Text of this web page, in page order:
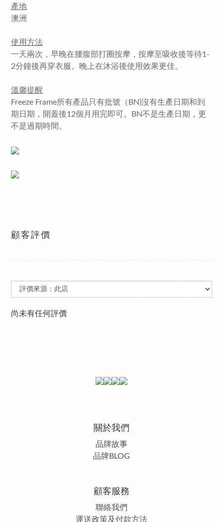
產地
澳洲
使用方法
一天兩次，早晚在腰腹部打圈按摩，按摩至吸收後等待1-
2分鐘後再穿衣服。晚上在沐浴後使用效果更佳。
溫馨提醒
Freeze Frame所有產品只有批號（BN)沒有生產日期和到
期日期，開蓋後12個月用完即可。BN不是生產日期，更
不是過期時間。
顧客評價
尚未有任何評價
關於我們
品牌故事
品牌BLOG
顧客服務
聯絡我們
運送政策及付款方法